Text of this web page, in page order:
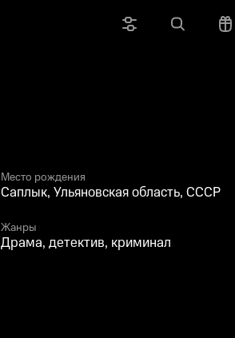
Место рождения
Саплык, Ульяновская область, СССР
Жанры
Драма, детектив, криминал